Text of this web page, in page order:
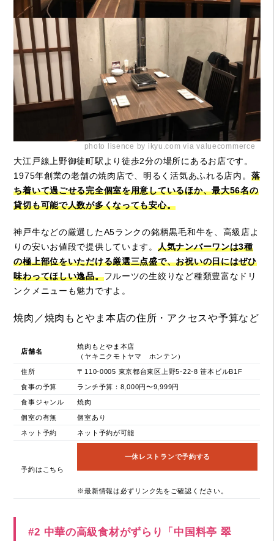
photo lisence by ikyu.com via valuecommerce
大江戸線上野御徒町駅より徒歩2分の場所にあるお店です。
1975年創業の老舗の焼肉店で、明るく活気あふれる店内。 落
ち着いて過ごせる完全個室を用意しているほか、最大56名の
貸切も可能で人数が多くなっても安心。
神戸牛などの厳選したA5ランクの銘柄黒毛和牛を、高級店よ
りの安いお値段で提供しています。 人気ナンバーワンは3種
の極上部位をいただける厳選三点盛で、お祝いの日にはぜひ
味わってほしい逸品。フルーツの生絞りなど種類豊富なドリ
ンクメニューも魅力ですよ。
焼肉／焼肉もとやま本店の住所・アクセスや予算など
店舗名
焼肉もとやま本店
（ヤキニクモトヤマ ホンテン）
住所 〒110-0005 東京都台東区上野5-22-8 笹本ビルB1F
食事の予算 ランチ予算：8,000円〜9,999円
食事ジャンル 焼肉
個室の有無 個室あり
ネット予約 ネット予約が可能
予約はこちら
一休レストランで予約する
※最新情報は必ずリンク先をご確認ください。
#2 中華の高級食材がずらり「中国料亭 翠